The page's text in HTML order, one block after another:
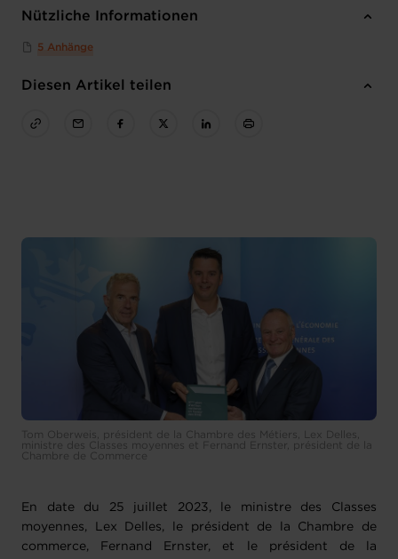
Nützliche Informationen
5 Anhänge
Diesen Artikel teilen
Tom Oberweis, président de la Chambre des Métiers, Lex Delles,
ministre des Classes moyennes et Fernand Ernster, président de la
Chambre de Commerce
En date du 25 juillet 2023, le ministre des Classes
moyennes, Lex Delles, le président de la Chambre de
commerce, Fernand Ernster, et le président de la